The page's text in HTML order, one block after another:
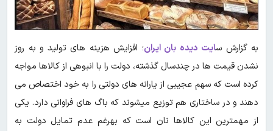
به گزارش سایت دیده بان ایران؛ افزایش هزینه های تولید و به روز
نشدن قیمت ها در چندسال گذشته، دولت را با انبوهی از کالاها مواجه
کرده است که سهم عجیبی از یارانه های دولتی را به خود اختصاص می
دهند و در ساختاری هم توزیع می‎شوند که باگ های فراوانی دارد. یکی
از مهم‎ترین این کالاها نان است که به‎رغم عدم تمایل دولت به